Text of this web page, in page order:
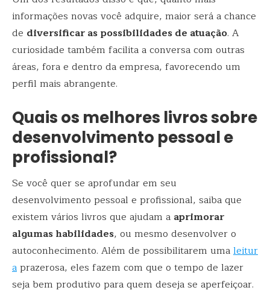
informações novas você adquire, maior será a chance
de diversificar as possibilidades de atuação. A
curiosidade também facilita a conversa com outras
áreas, fora e dentro da empresa, favorecendo um
perfil mais abrangente.
Quais os melhores livros sobre
desenvolvimento pessoal e
profissional?
Se você quer se aprofundar em seu
desenvolvimento pessoal e profissional, saiba que
existem vários livros que ajudam a aprimorar
algumas habilidades, ou mesmo desenvolver o
autoconhecimento. Além de possibilitarem umaleitur
aprazerosa, eles fazem com que o tempo de lazer
seja bem produtivo para quem deseja se aperfeiçoar.